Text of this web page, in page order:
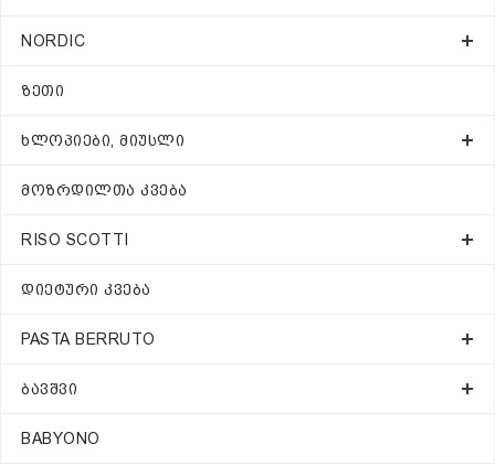
NORDIC
ᲖᲔᲗᲘ
ᲮᲚᲝᲞᲘᲔᲑᲘ, ᲛᲘᲣᲡᲚᲘ
ᲛᲝᲖᲠᲓᲘᲚᲗᲐ ᲙᲕᲔᲑᲐ
RISO SCOTTI
ᲓᲘᲔᲢᲣᲠᲘ ᲙᲕᲔᲑᲐ
PASTA BERRUTO
ᲑᲐᲕᲨᲕᲘ
BABYONO